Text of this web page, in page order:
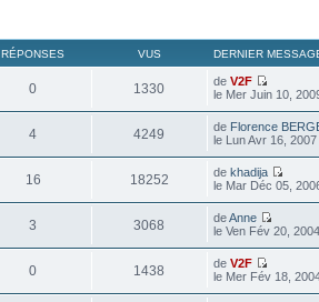
RÉPONSES VUS DERNIER
0 1330 deV2F
le Mer Juin 10,
4 4249 de Florence
le Lun Avr 16,
16 18252 dekhadija
le Mar Déc 05,
3 3068 deAnne
le Ven Fév 20,
0 1438 deV2F
le Mer Fév 18,